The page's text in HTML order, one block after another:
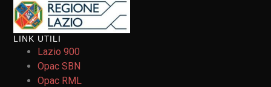
LINK UTILI
Lazio 900
Opac SBN
Opac RML